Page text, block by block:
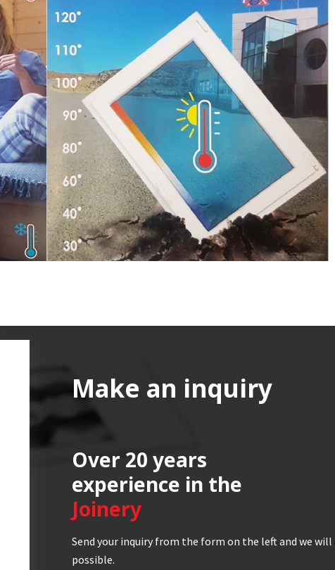
Make an inquiry
Over 20 years
experience in the
Joinery
Send your inquiry from the form on the left and we will
possible.